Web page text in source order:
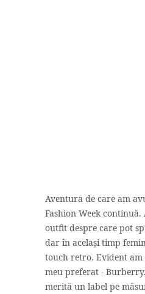
Aventura de care am
Fashion Week
outfit despre care pot
dar în același timp
touch retro. Evident
meu preferat -
merită un label pe